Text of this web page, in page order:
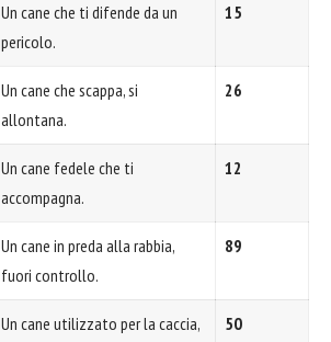
Un cane che ti difende da un
pericolo.
15
Un cane che scappa, si
allontana.
26
Un cane fedele che ti
accompagna.
12
Un cane in preda alla rabbia,
fuori controllo.
89
Un cane utilizzato per la caccia, 50